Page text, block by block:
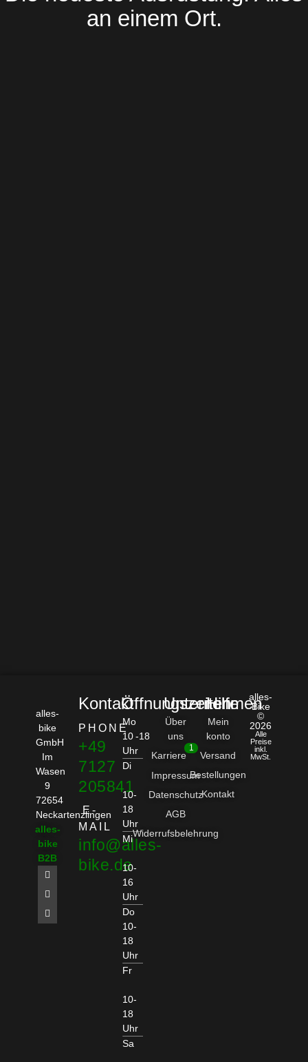
an einem Ort.
alles-
bike
GmbH
Im
Wasen
9
72654
Neckartenzlingen
alles-
bike
B2B
Kontakt
PHONE
+49
7127
205841
E-
MAIL
info@alles-
bike.de
Öffnungszeiten
Mo
10 -18
Uhr
Di
10-
18
Uhr
Mi
10-
16
Uhr
Do
10-
18
Uhr
Fr
10-
18
Uhr
Sa
Unternehmen
Über
uns
Karriere
1
Impressum
Datenschutz
AGB
Widerrufsbelehrung
Hilfe
Mein
konto
Versand
Bestellungen
Kontakt
alles-
Bike
©
2026
Alle
Preise
inkl.
MwSt.